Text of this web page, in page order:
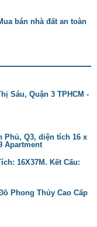
Sáu, Quận 3 TPHCM -
Phủ, Q3, diện tích 16 x
Apartment
16X37M. Kết Cấu: